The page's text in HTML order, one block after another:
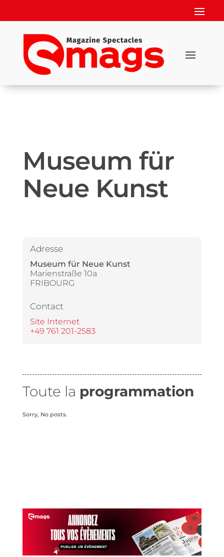
Museum für
Neue Kunst
Adresse
Museum für Neue Kunst
Marienstraße 10a
FRIBOURG
Contact
Site Internet
+49 761 201-2583
Toute la programmation
Sorry, No posts.